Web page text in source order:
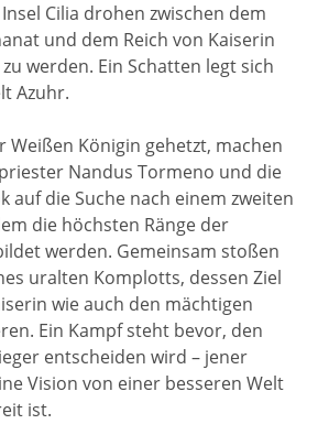
Cilia drohen zwischen dem
und dem Reich von Kaiserin
werden. Ein Schatten legt sich
Azuhr.
Weißen Königin gehetzt, machen
Nandus Tormeno und die
auf die Suche nach einem zweiten
die höchsten Ränge der
werden. Gemeinsam stoßen
uralten Komplotts, dessen Ziel
wie auch den mächtigen
Ein Kampf steht bevor, den
entscheiden wird – jener
Vision von einer besseren Welt
ist.